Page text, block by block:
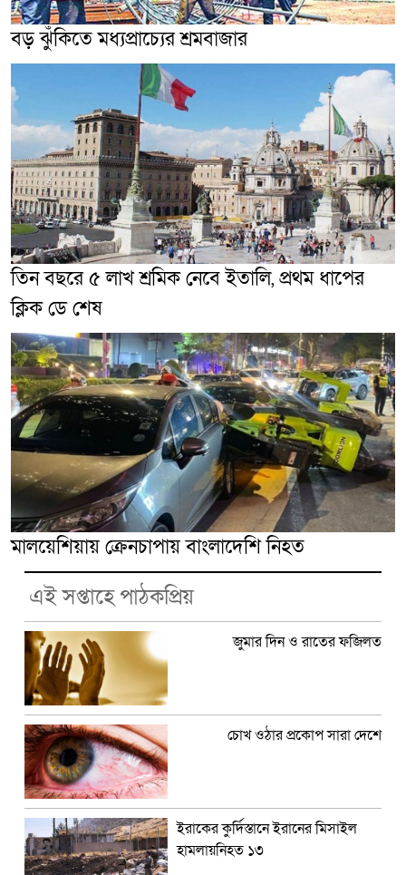
বড় ঝুঁকিতে মধ্যপ্রাচ্যের শ্রমবাজার
তিন বছরে ৫ লাখ শ্রমিক নেবে ইতালি, প্রথম ধাপের
ক্লিক ডে শেষ
মালয়েশিয়ায় ক্রেনচাপায় বাংলাদেশি নিহত
এই সপ্তাহে পাঠকপ্রিয়
জুমার দিন ও রাতের ফজিলত
চোখ ওঠার প্রকোপ সারা দেশে
ইরাকের কুর্দিস্তানে ইরানের মিসাইল
হামলায়নিহত ১৩